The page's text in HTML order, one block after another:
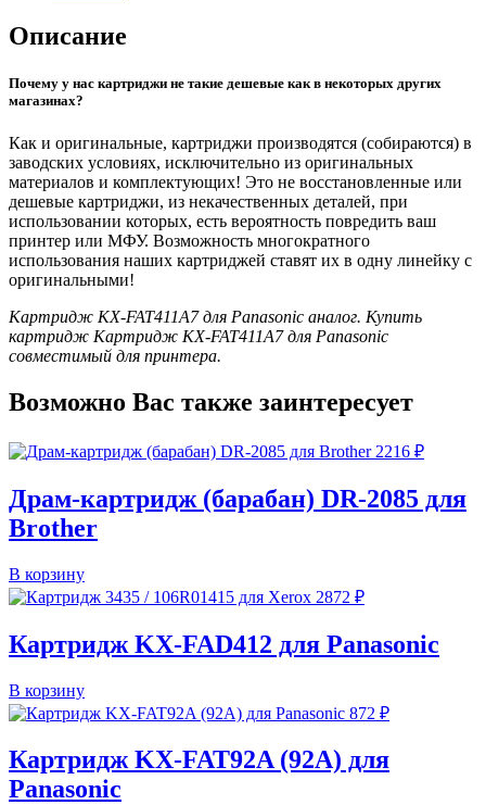
Описание
Почему у нас картриджи не такие дешевые как в некоторых других
магазинах?
Как и оригинальные, картриджи производятся (собираются) в
заводских условиях, исключительно из оригинальных
материалов и комплектующих! Это не восстановленные или
дешевые картриджи, из некачественных деталей, при
использовании которых, есть вероятность повредить ваш
принтер или МФУ. Возможность многократного
использования наших картриджей ставят их в одну линейку с
оригинальными!
Картридж KX-FAT411A7 для Panasonic аналог. Купить
картридж Картридж KX-FAT411A7 для Panasonic
совместимый для принтера.
Возможно Вас также заинтересует
2216 ₽
Драм-картридж (барабан) DR-2085 для
Brother
В корзину
2872 ₽
Картридж KX-FAD412 для Panasonic
В корзину
872 ₽
Картридж KX-FAT92A (92A) для
Panasonic